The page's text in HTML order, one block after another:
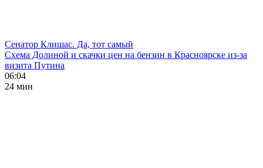
Сенатор Клишас. Да, тот самый
Схема Долиной и скачки цен на бензин в Красноярске из-за
визита Путина
06:04
24 мин